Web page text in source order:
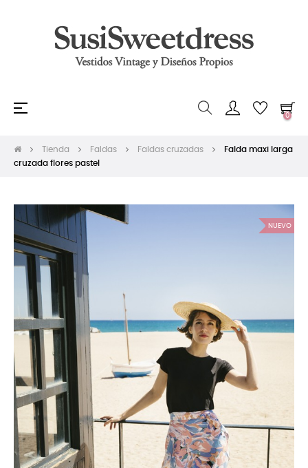
Navegación
☰
0
Tienda Faldas Faldas cruzadas
Falda maxi larga
cruzada flores pastel
NUEVO